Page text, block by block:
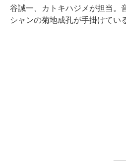
谷誠一、カトキハジメが担当。
シャンの菊地成孔が手掛けてい